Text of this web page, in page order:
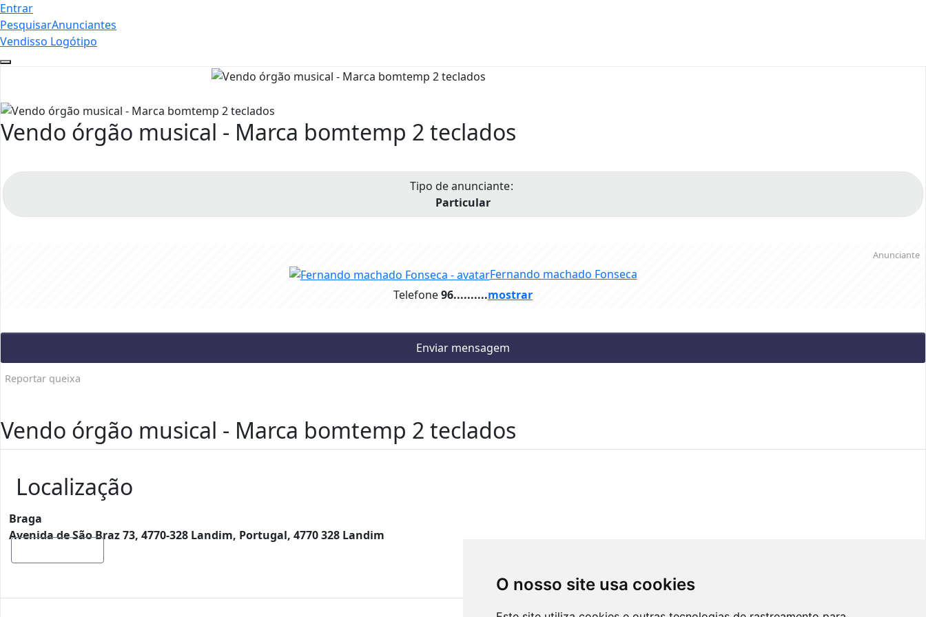
O nosso site usa cookies
Entrar
PesquisarAnunciantes
Vendisso Logótipo
Vendo órgão musical - Marca bomtemp 2 teclados
Tipo de anunciante
Particular
Telefone96..........mostrar
Anunciante
Fernando machado Fonseca
Enviar mensagem
Reportar queixa
Vendo órgão musical - Marca bomtemp 2 teclados
Localização
Braga
Avenida de São Braz 73, 4770-328 Landim, Portugal, 4770 328 Landim